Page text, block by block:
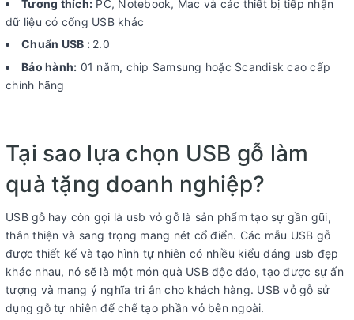
Tương thích: PC, Notebook, Mac và các thiết bị tiếp nhận
dữ liệu có cổng USB khác
Chuẩn USB : 2.0
Bảo hành: 01 năm, chip Samsung hoặc Scandisk cao cấp
chính hãng
Tại sao lựa chọn USB gỗ làm
quà tặng doanh nghiệp?
USB gỗ hay còn gọi là usb vỏ gỗ là sản phẩm tạo sự gần gũi,
thân thiện và sang trọng mang nét cổ điển. Các mẫu USB gỗ
được thiết kế và tạo hình tự nhiên có nhiều kiểu dáng usb đẹp
khác nhau, nó sẽ là một món quà USB độc đáo, tạo được sự ấn
tượng và mang ý nghĩa tri ân cho khách hàng. USB vỏ gỗ sử
dụng gỗ tự nhiên để chế tạo phần vỏ bên ngoài.